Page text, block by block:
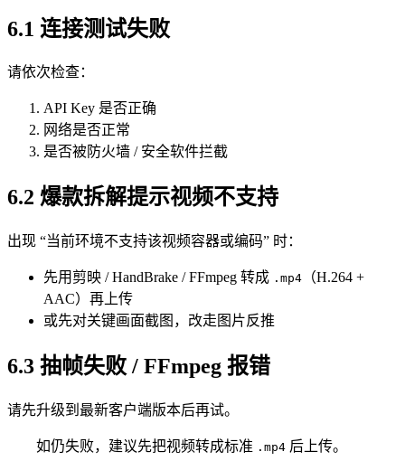
6.1 连接测试失败
请依次检查：
API Key 是否正确
网络是否正常
是否被防火墙 / 安全软件拦截
6.2 爆款拆解提示视频不支持
出现 “当前环境不支持该视频容器或编码” 时：
先用剪映 / HandBrake / FFmpeg 转成 .mp4 （H.264 +
AAC）再上传
或先对关键画面截图，改走图片反推
6.3 抽帧失败 / FFmpeg 报错
请先升级到最新客户端版本后再试。
如仍失败，建议先把视频转成标准 .mp4 后上传。